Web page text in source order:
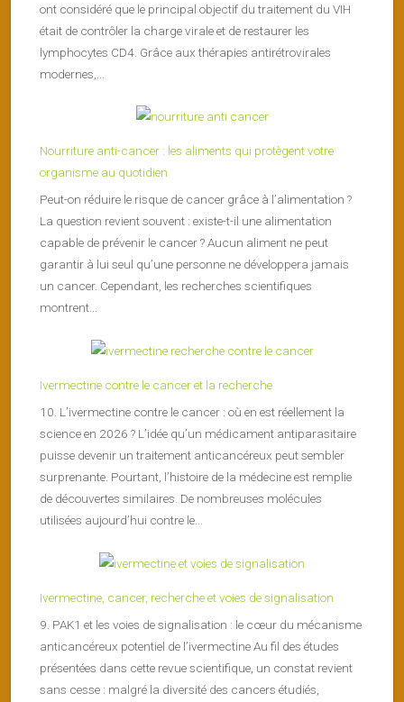
ont considéré que le principal objectif du traitement du VIH
était de contrôler la charge virale et de restaurer les
lymphocytes CD4. Grâce aux thérapies antirétrovirales
modernes,...
Nourriture anti-cancer : les aliments qui protègent votre
organisme au quotidien
Peut-on réduire le risque de cancer grâce à l’alimentation ?
La question revient souvent : existe-t-il une alimentation
capable de prévenir le cancer ? Aucun aliment ne peut
garantir à lui seul qu’une personne ne développera jamais
un cancer. Cependant, les recherches scientifiques
montrent...
Ivermectine contre le cancer et la recherche
10. L’ivermectine contre le cancer : où en est réellement la
science en 2026 ? L’idée qu’un médicament antiparasitaire
puisse devenir un traitement anticancéreux peut sembler
surprenante. Pourtant, l’histoire de la médecine est remplie
de découvertes similaires. De nombreuses molécules
utilisées aujourd’hui contre le...
Ivermectine, cancer, recherche et voies de signalisation
9. PAK1 et les voies de signalisation : le cœur du mécanisme
anticancéreux potentiel de l’ivermectine Au fil des études
présentées dans cette revue scientifique, un constat revient
sans cesse : malgré la diversité des cancers étudiés,